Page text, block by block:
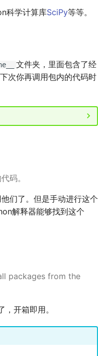
科学计算库SciPy等等。
文件夹，里面包含了经
次你再调用包内的代码时
码。
们了。但是手动进行这个
解释器能够找到这个
packages from the
，开箱即用。